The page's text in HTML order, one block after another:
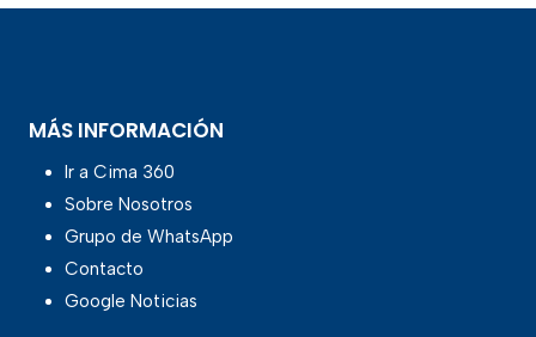
MÁS INFORMACIÓN
Ir a Cima 360
Sobre Nosotros
Grupo de WhatsApp
Contacto
Google Noticias